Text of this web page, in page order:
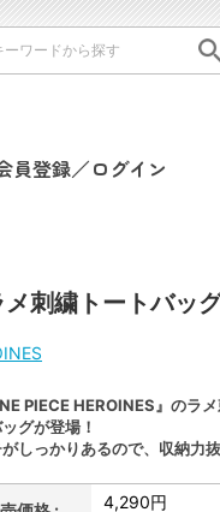
員登録／ログイン
メ刺繍トートバッ
PIECE HEROINES』のラ
ッグが登場！
しっかりあるので、収納力
4,290円